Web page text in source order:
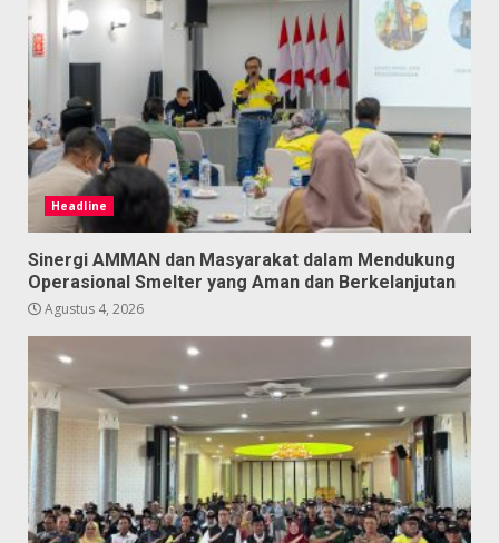
Headline
Sinergi AMMAN dan Masyarakat dalam Mendukung
Operasional Smelter yang Aman dan Berkelanjutan
Agustus 4, 2026